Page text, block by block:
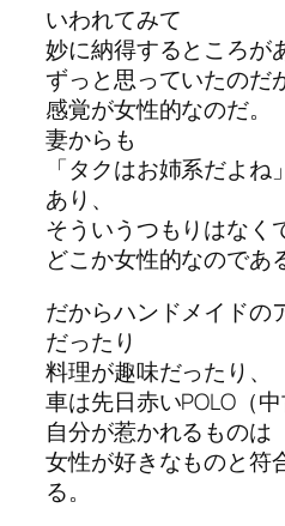
いわれてみて
妙に納得するところが
ずっと思っていたのだ
感覚が女性的なのだ。
妻からも
「タクはお姉系だよ
あり、
そういうつもりはなく
どこか女性的なのであ
だからハンドメイドの
だったり
料理が趣味だったり、
車は先日赤いPOLO（
自分が惹かれるものは
女性が好きなものと符
る。